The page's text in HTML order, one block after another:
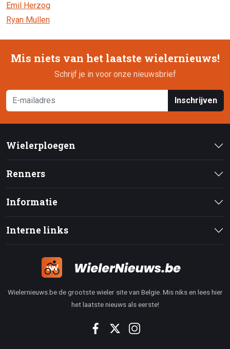
Emil Herzog
Ryan Mullen
Mis niets van het laatste wielernieuws!
Schrijf je in voor onze nieuwsbrief
Inschrijven
Wielerploegen
Renners
Informatie
Interne links
Wielernieuws.be de grootste wieler site van Belgie. Mis niks en lees hier
het laatste nieuws als eerste!